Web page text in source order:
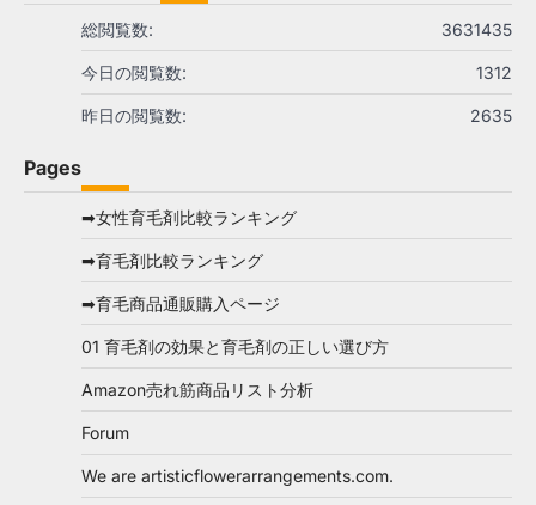
3631435
総閲覧数:
1312
今日の閲覧数:
2635
昨日の閲覧数:
Pages
➡女性育毛剤比較ランキング
➡育毛剤比較ランキング
➡育毛商品通販購入ページ
01 育毛剤の効果と育毛剤の正しい選び方
Amazon売れ筋商品リスト分析
Forum
We are artisticflowerarrangements.com.